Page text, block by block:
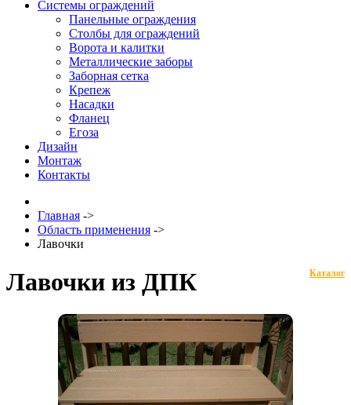
Системы ограждений
Панельные ограждения
Столбы для ограждений
Ворота и калитки
Металлические заборы
Заборная сетка
Крепеж
Насадки
Фланец
Егоза
Дизайн
Монтаж
Контакты
Главная ->
Область применения ->
Лавочки
Лавочки из ДПК Каталог